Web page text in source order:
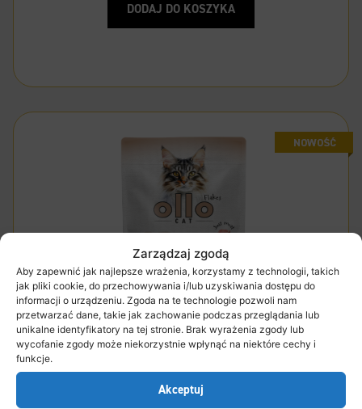
Zarządzaj zgodą
Aby zapewnić jak najlepsze wrażenia, korzystamy z technologii, takich
jak pliki cookie, do przechowywania i/lub uzyskiwania dostępu do
informacji o urządzeniu. Zgoda na te technologie pozwoli nam
przetwarzać dane, takie jak zachowanie podczas przeglądania lub
unikalne identyfikatory na tej stronie. Brak wyrażenia zgody lub
wycofanie zgody może niekorzystnie wpłynąć na niektóre cechy i
funkcje.
Akceptuj
DODAJ DO KOSZYKA
Ollo Cat nr 10 Królik i Kaczka